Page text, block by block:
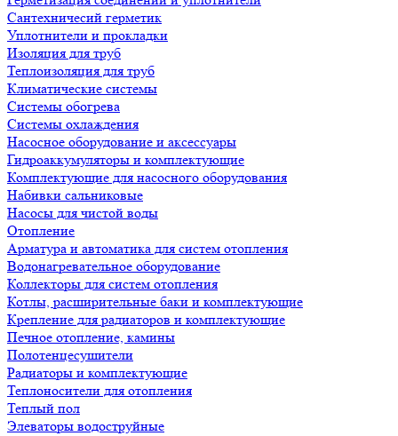
Сантехничесий герметик
Уплотнители и прокладки
Изоляция для труб
Теплоизоляция для труб
Климатические системы
Системы обогрева
Системы охлаждения
Насосное оборудование и аксессуары
Гидроаккумуляторы и комплектующие
Комплектующие для насосного оборудования
Набивки сальниковые
Насосы для чистой воды
Отопление
Арматура и автоматика для систем отопления
Водонагревательное оборудование
Коллекторы для систем отопления
Котлы, расширительные баки и комплектующие
Крепление для радиаторов и комплектующие
Печное отопление, камины
Полотенцесушители
Радиаторы и комплектующие
Теплоносители для отопления
Теплый пол
Элеваторы водоструйные